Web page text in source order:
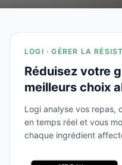
LOGI · GÉRER LA
Réduisez votre
meilleurs choix
Logi analyse vos repas,
en temps réel et vous
chaque ingrédient